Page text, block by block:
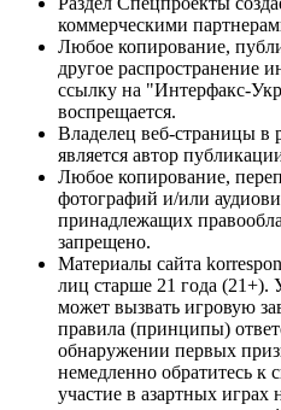
коммерческими
Любое копирование,
другое распространение
ссылку на "Интерфакс-
воспрещается.
Владелец веб-страницы в
является автор
Любое копирование,
фотографий и/или
принадлежащих
запрещено.
Материалы сайта
лиц старше 21 года (21+).
может вызвать игровую
правила (принципы)
обнаружении первых
немедленно обратитесь к
участие в азартных играх